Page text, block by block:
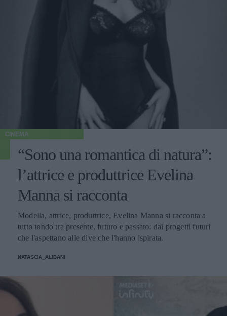
CINEMA
“Sono una romantica di natura”:
l’attrice e produttrice Evelina
Manna si racconta
Modella, attrice, produttrice, Evelina Manna si racconta a
tutto tondo tra presente, futuro e passato: dai progetti futuri
che l'aspettano alle dive che l'hanno ispirata.
NATASCIA_ALIBANI